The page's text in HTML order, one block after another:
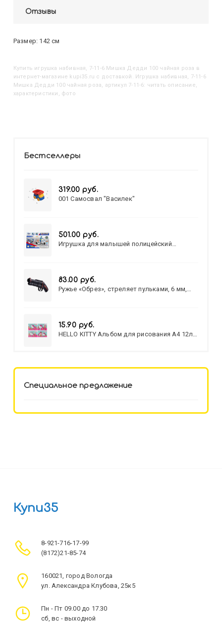
Отзывы
Размер: 142 см
Купить Игрушка набивная, 7-11-6 Мишка Дедди 100 чайная роза в
интернет-магазине kupi35.ru с доставкой. Игрушка набивная, 7-11-6
Мишка Дедди 100 чайная роза, артикул 7-11-6: читать описание,
характеристики, фото
Бестселлеры
319.00 руб.
001 Самосвал "Василек"
501.00 руб.
Игрушка для малышей полицейский
83.00 руб.
Ружье «Обрез», стреляет пульками, 6 мм,
15.90 руб.
HELLO KITTY Альбом для рисования А4 12л.
Специальное предложение
Купи35
8-921-716-17-99
(8172)21-85-74
160021, город Вологда
ул. Александра Клубова, 25к5
Пн - Пт 09.00 до 17.30
сб, вс - выходной